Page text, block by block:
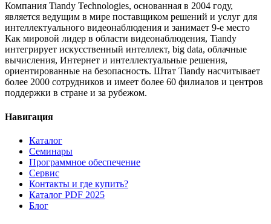
Компания Tiandy Technologies, основанная в 2004 году,
является ведущим в мире поставщиком решений и услуг для
интеллектуального видеонаблюдения и занимает 9-е место
Как мировой лидер в области видеонаблюдения, Tiandy
интегрирует искусственный интеллект, big data, облачные
вычисления, Интернет и интеллектуальные решения,
ориентированные на безопасность. Штат Tiandy насчитывает
более 2000 сотрудников и имеет более 60 филиалов и центров
поддержки в стране и за рубежом.
Навигация
Каталог
Семинары
Программное обеспечение
Сервис
Контакты и где купить?
Каталог PDF 2025
Блог